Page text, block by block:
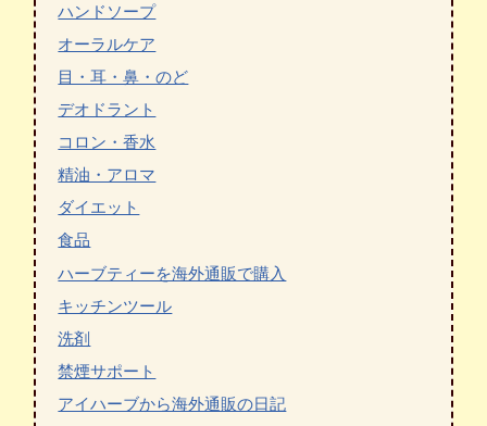
ハンドソープ
オーラルケア
目・耳・鼻・のど
デオドラント
コロン・香水
精油・アロマ
ダイエット
食品
ハーブティーを海外通販で購入
キッチンツール
洗剤
禁煙サポート
アイハーブから海外通販の日記